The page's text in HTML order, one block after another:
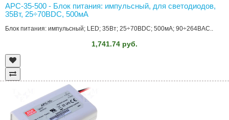
APC-35-500 - Блок питания: импульсный, для светодиодов,
35Вт, 25÷70ВDC, 500мА
Блок питания: импульсный; LED; 35Вт; 25÷70ВDC; 500мА; 90÷264ВAC..
1,741.74 руб.